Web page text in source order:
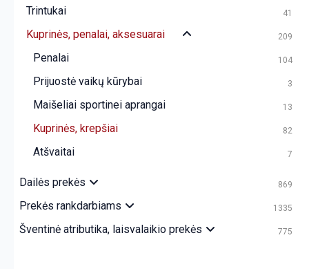
Trintukai 41
Kuprinės, penalai, aksesuarai 209
Penalai 104
Prijuostė vaikų kūrybai 3
Maišeliai sportinei aprangai 13
Kuprinės, krepšiai 82
Atšvaitai 7
Dailės prekės 869
Prekės rankdarbiams 1335
Šventinė atributika, laisvalaikio prekės 775